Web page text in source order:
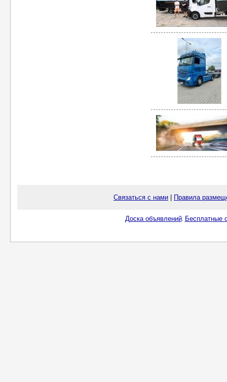
Связаться с нами Правила
Доска объявлений. Бесплатные